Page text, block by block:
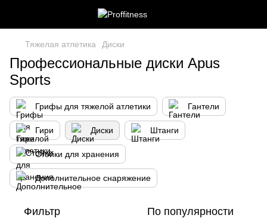
Тяжелая атлетика Диски
Профессиональные диски Apus
Sports
Грифы для тяжелой атлетики Гантели
Гири Диски Штанги
Стойки для хранения
Дополнительное снаряжение
Фильтр По популярности